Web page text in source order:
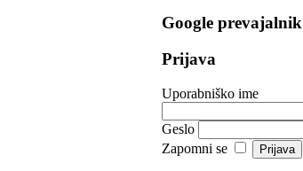
Google prevajalnik
Prijava
Uporabniško ime
Geslo
Zapomni se